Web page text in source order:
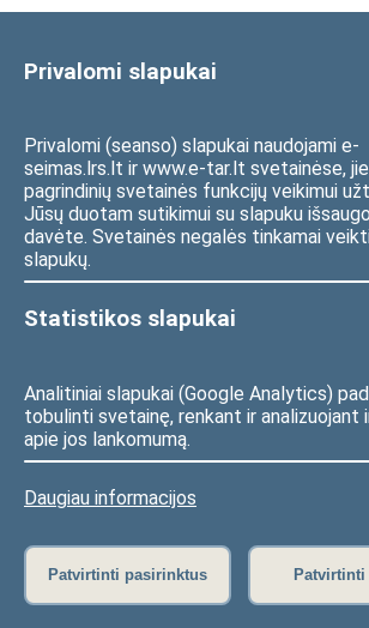
Privalomi slapukai
Privalomi (seanso) slapukai naudojami e-
seimas.lrs.lt ir www.e-tar.lt svetainėse,
pagrindinių svetainės funkcijų veikimui
Jūsų duotam sutikimui su slapuku
davėte. Svetainės negalės tinkamai
slapukų.
Statistikos slapukai
Analitiniai slapukai (Google Analytics)
tobulinti svetainę, renkant ir analizuojant
apie jos lankomumą.
Daugiau informacijos
Patvirtinti pasirinktus
Seimo
Pradžia>Seimo
Seimo narės
Vardas, Pavardė